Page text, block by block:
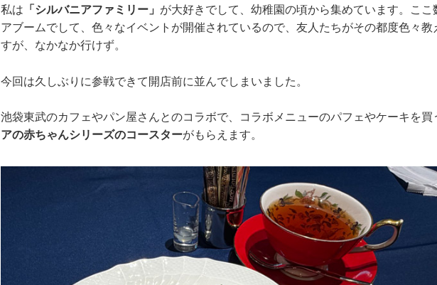
私は 「シルバニアファミリー」 が大好きでして、幼稚園の頃から集めています。ここ
アブームでして、色々なイベントが開催されているので、友人たちがその都度色々教
すが、なかなか行けず。
今回は久しぶりに参戦できて開店前に並んでしまいました。
池袋東武のカフェやパン屋さんとのコラボで、コラボメニューのパフェやケーキを買
アの赤ちゃんシリーズのコースターがもらえます。